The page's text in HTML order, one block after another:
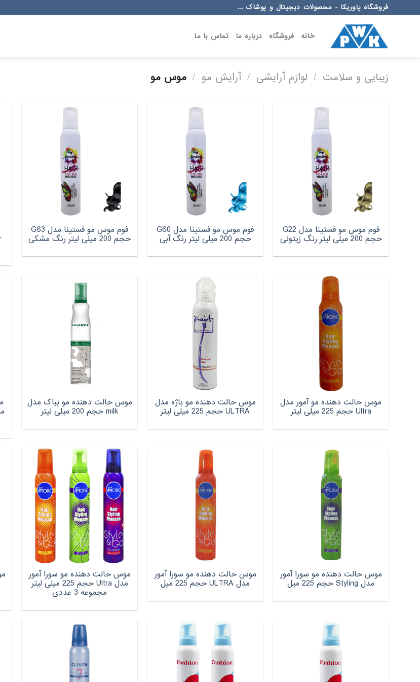
to
فروشگاه پاوریکا - محصولات دیجیتال و پوشاک ...
خانه فروشگاه درباره ما تماس با ما
زیبایی و سلامت / لوازم آرایشی / آرایش مو / موس مو
فوم موس مو فستینا مدل G22
حجم 200 میلی لیتر رنگ زیتونی
فوم موس مو فستینا مدل G60
حجم 200 میلی لیتر رنگ آبی
فوم موس مو فستینا مدل G63
حجم 200 میلی لیتر رنگ مشکی
موس حالت دهنده مو آمور مدل
Ultra حجم 225 میلی لیتر
موس حالت‌ دهنده مو باژه مدل
ULTRA حجم 225 میلی لیتر
موس حالت دهنده مو بباک مدل
milk حجم 200 میلی لیتر
موس حالت دهنده مو سورا آمور
مدل Styling حجم 225 میل
موس حالت دهنده مو سورا آمور
مدل ULTRA حجم 225 میل
موس حالت دهنده مو سورا آمور
مدل Ultra حجم 225 میلی لیتر
مجموعه 3 عددی